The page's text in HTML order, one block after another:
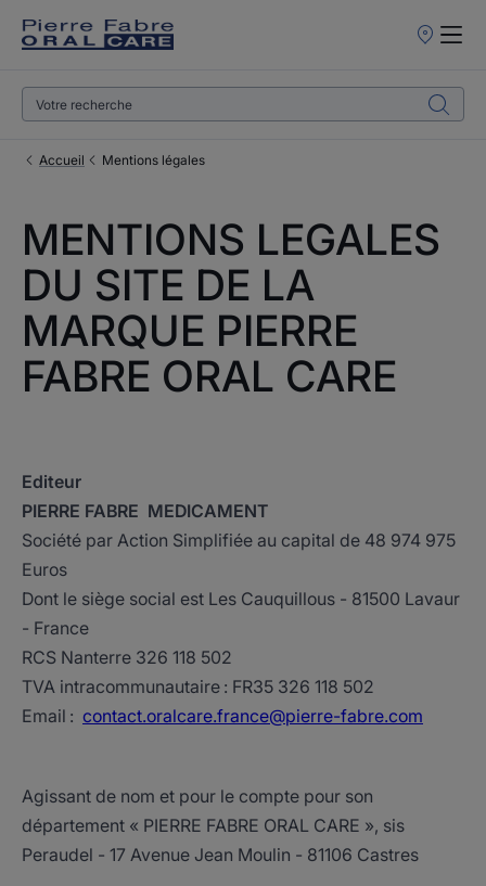
Points
Accueil Mentions légales
MENTIONS LEGALES
DU SITE DE LA
MARQUE PIERRE
FABRE ORAL CARE
Editeur
PIERRE FABRE MEDICAMENT
Société par Action Simplifiée au capital de 48 974 975
Euros
Dont le siège social est Les Cauquillous - 81500 Lavaur
- France
RCS Nanterre 326 118 502
TVA intracommunautaire : FR35 326 118 502
Email : contact.oralcare.france@pierre-fabre.com
Agissant de nom et pour le compte pour son
département « PIERRE FABRE ORAL CARE », sis
Peraudel - 17 Avenue Jean Moulin - 81106 Castres